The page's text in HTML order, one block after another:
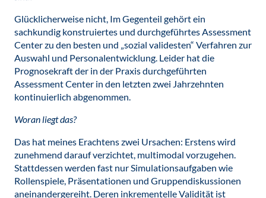
Glücklicherweise nicht, Im Gegenteil gehört ein
sachkundig konstruiertes und durchgeführtes Assessment
Center zu den besten und „sozial validesten“ Verfahren zur
Auswahl und Personalentwicklung. Leider hat die
Prognosekraft der in der Praxis durchgeführten
Assessment Center in den letzten zwei Jahrzehnten
kontinuierlich abgenommen.
Woran liegt das?
Das hat meines Erachtens zwei Ursachen: Erstens wird
zunehmend darauf verzichtet, multimodal vorzugehen.
Stattdessen werden fast nur Simulationsaufgaben wie
Rollenspiele, Präsentationen und Gruppendiskussionen
aneinandergereiht. Deren inkrementelle Validität ist